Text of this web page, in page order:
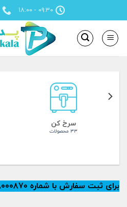
to
content
۰۹:۳۰ - ۱۸:۰۰
سرخ کن
۳۳ محصولات
برای ثبت سفارش با شماره ۰۹۳۶۸۰۰۰۸۷۰ تماس بگیرید